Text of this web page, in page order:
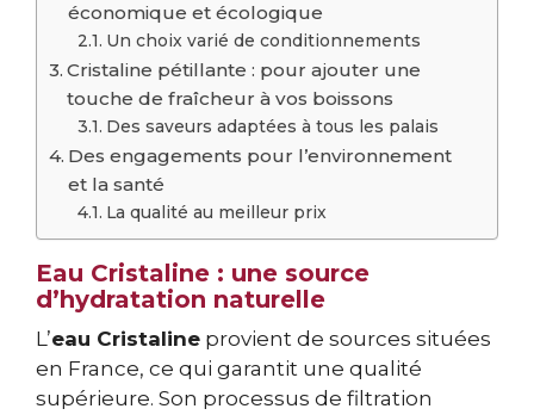
économique et écologique
Un choix varié de conditionnements
Cristaline pétillante : pour ajouter une
touche de fraîcheur à vos boissons
Des saveurs adaptées à tous les palais
Des engagements pour l’environnement
et la santé
La qualité au meilleur prix
Eau Cristaline : une source
d’hydratation naturelle
L’eau Cristaline provient de sources situées
en France, ce qui garantit une qualité
supérieure. Son processus de filtration